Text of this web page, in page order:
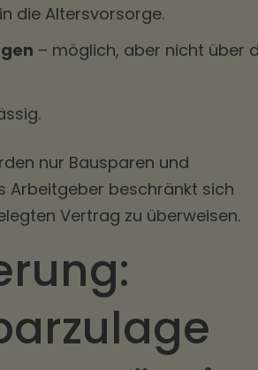
die Altersvorsorge.
– möglich, aber nicht über
nur Bausparen und
Arbeitgeber beschränkt sich
Vertrag zu überweisen.